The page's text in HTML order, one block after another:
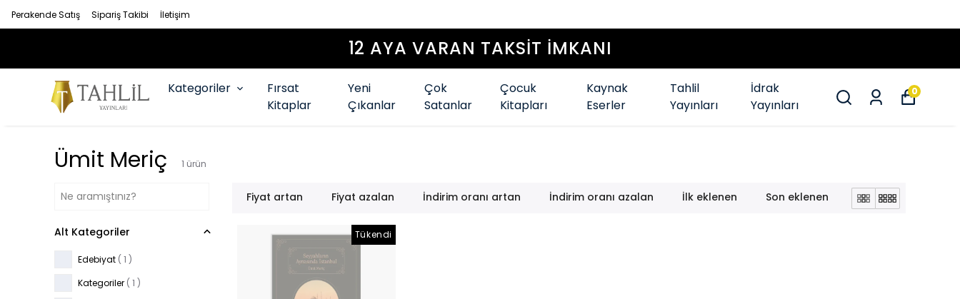
Perakende Satış Sipariş Takibi İletişim
12 AYA VARAN TAKSİT İMKANI
Kategoriler
Fırsat
Kitaplar
Yeni
Çıkanlar
Çok
Satanlar
Çocuk
Kitapları
Kaynak
Eserler
Tahlil
Yayınları
İdrak
Yayınları
0
Ümit Meriç 1 ürün
Fiyat artan Fiyat azalan İndirim oranı artan İndirim oranı azalan İlk eklenen Son eklenen
Alt Kategoriler
Edebiyat ( 1 )
Kategoriler ( 1 )
Tükendi